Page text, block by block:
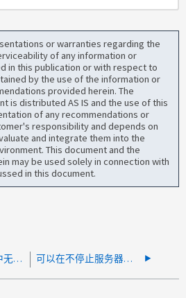
or warranties regarding the
of any information or
in this publication or with respect to
by the use of the information or
provided herein. The
is distributed AS IS and the use of this
of any recommendations or
responsibility and depends on
and integrate them into the
This document and the
may be used solely in connection with
in this document.
是否可以从NVE卷中无中断清除已删除的文件？ 可以在不停止服务器的情况下续订 object-store-server 证书